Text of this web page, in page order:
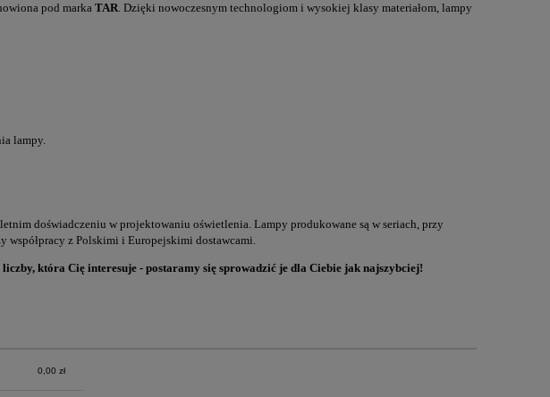
pod marka TAR. Dzięki nowoczesnym technologiom i wysokiej klasy materiałom, lampy
lampy.
doświadczeniu w projektowaniu oświetlenia. Lampy produkowane są w seriach, przy
współpracy z Polskimi i Europejskimi dostawcami.
która Cię interesuje - postaramy się sprowadzić je dla Ciebie jak najszybciej!
0,00 zł